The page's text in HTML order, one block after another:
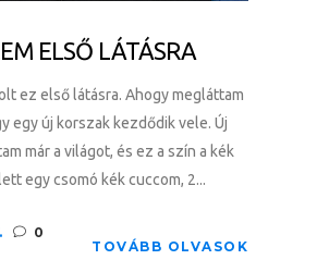
ELSŐ LÁTÁSRA
ez első látásra. Ahogy megláttam
egy új korszak kezdődik vele. Új
már a világot, és ez a szín a kék
egy csomó kék cuccom, 2...
0
TOVÁBB OLVASOK